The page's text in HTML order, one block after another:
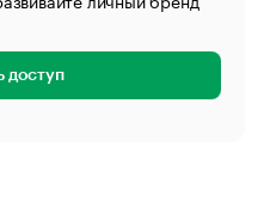
доступ